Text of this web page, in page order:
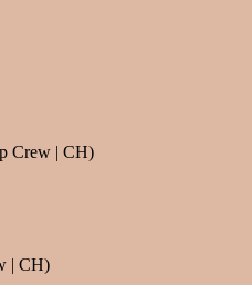
Crew | CH)
| CH)